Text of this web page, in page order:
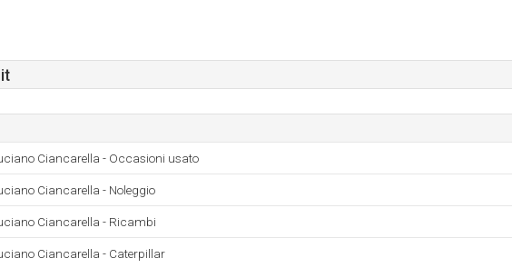
Ciancarella - Occasioni usato
Ciancarella - Noleggio
Ciancarella - Ricambi
Ciancarella - Caterpillar